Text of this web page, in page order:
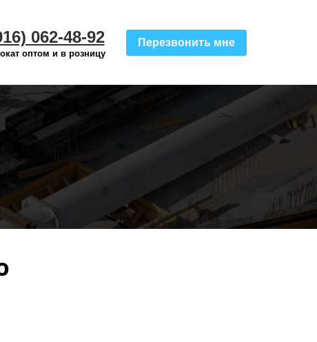
062-48-92
оптом и в розницу
Перезвонить мне